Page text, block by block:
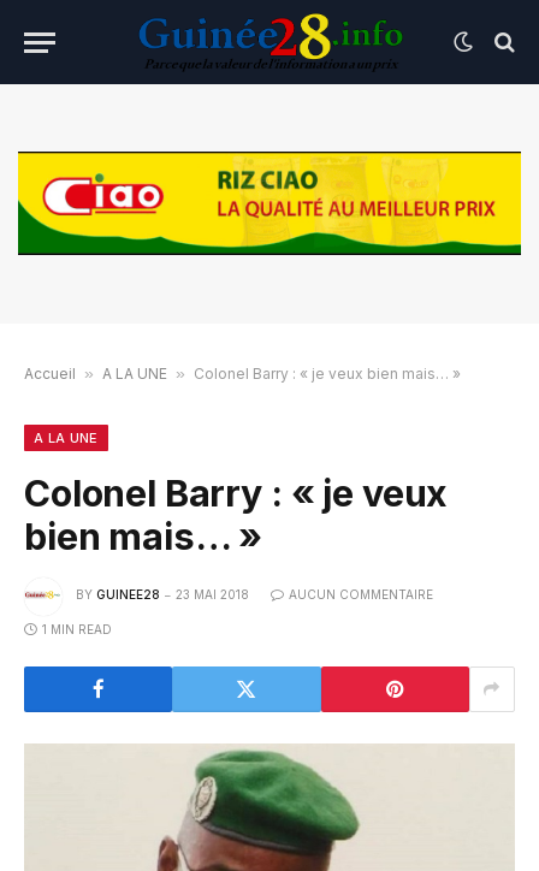
Accueil » A LA UNE » Colonel Barry : « je veux bien mais… »
A LA UNE
Colonel Barry : « je veux
bien mais… »
BY GUINEE28 23 MAI 2018 AUCUN COMMENTAIRE
1 MIN READ